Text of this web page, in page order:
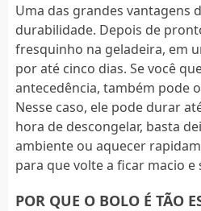
Uma das grandes vantagens
durabilidade. Depois de
fresquinho na geladeira, em
por até cinco dias. Se você
antecedência, também pode
Nesse caso, ele pode durar
hora de descongelar, basta
ambiente ou aquecer
para que volte a ficar macio e
POR QUE O BOLO É TÃO